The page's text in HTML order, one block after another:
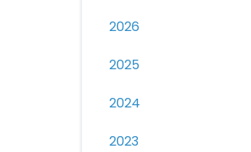
2026
2025
2024
2023